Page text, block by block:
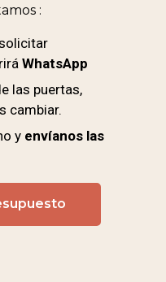
:
WhatsApp
las puertas,
cambiar.
y envíanos las